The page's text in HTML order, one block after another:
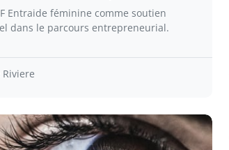
Entraide féminine comme soutien
dans le parcours entrepreneurial.